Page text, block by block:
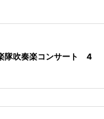
隊吹奏楽コンサート 4